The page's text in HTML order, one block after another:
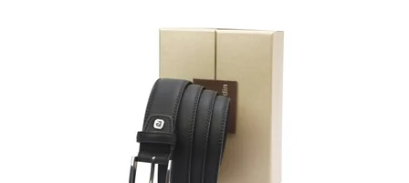
Skladem
Pierre Cardin
2 roky